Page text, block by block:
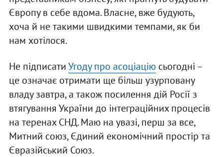
Європу в себе вдома. Власне, вже будують,
хоча й не такими швидкими темпами, як би
нам хотілося.
Не підписатиУгоду про асоціаціюсьогодні –
це означає отримати ще більш узурповану
владу завтра, а також посилення дій Росії з
втягування України до інтеграційних процесів
на теренах СНД. Маю на увазі, перш за все,
Митний союз, Єдиний економічний простір та
Євразійський Союз.